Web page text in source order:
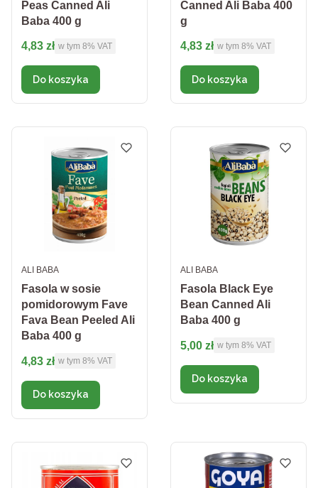
Peas Canned Ali
Baba 400 g
Cena brutto
4,83 zł w tym %s VAT
w tym 8% VAT
Do koszyka
Canned Ali Baba 400
g
Cena brutto
4,83 zł w tym %s VAT
w tym 8% VAT
Do koszyka
Fasola w sosie
pomidorowym Fave
Fava Bean Peeled Ali
Baba 400 g
PRODUCENT
ALI BABA
Cena brutto
4,83 zł w tym %s VAT
w tym 8% VAT
Do koszyka
Fasola Black Eye
Bean Canned Ali
Baba 400 g
PRODUCENT
ALI BABA
Cena brutto
5,00 zł w tym %s VAT
w tym 8% VAT
Do koszyka